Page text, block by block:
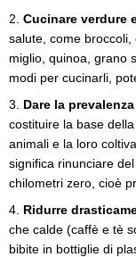
2. Cucinare verdure
salute, come
miglio, quinoa, grano
modi per cucinarli,
3. Dare la
costituire la base
animali e la loro
significa rinunciare
chilometri zero, cioè
4. Ridurre
che calde (caffè e tè
bibite in bottiglie di